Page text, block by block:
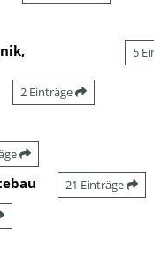
5
2 Einträge
21 Einträge